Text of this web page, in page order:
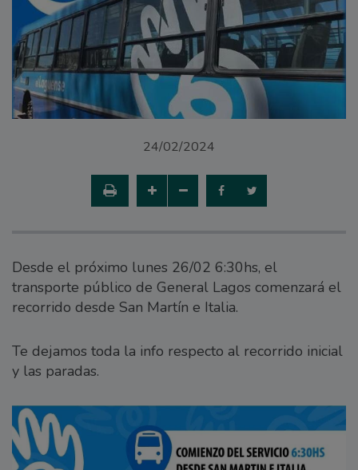
24/02/2024
Desde el próximo lunes 26/02 6:30hs, el
transporte público de General Lagos comenzará el
recorrido desde San Martín e Italia.
Te dejamos toda la info respecto al recorrido inicial
y las paradas.